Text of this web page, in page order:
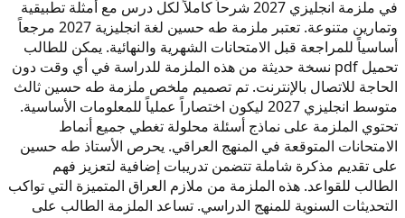
في ملزمة انجليزي 2027 شرحاً كاملاً لكل درس مع أمثلة تطبيقية
وتمارين متنوعة. تعتبر ملزمة طه حسين لغة انجليزية 2027 مرجعاً
أساسياً للمراجعة قبل الامتحانات الشهرية والنهائية. يمكن للطالب
تحميل pdf نسخة حديثة من هذه الملزمة للدراسة في أي وقت دون
الحاجة للاتصال بالإنترنت. تم تصميم ملخص ملزمة طه حسين ثالث
متوسط انجليزي 2027 ليكون اختصاراً عملياً للمعلومات الأساسية.
تحتوي الملزمة على نماذج أسئلة محلولة تغطي جميع أنماط
الامتحانات المتوقعة في المنهج العراقي. يحرص الأستاذ طه حسين
على تقديم مذكرة شاملة تتضمن تدريبات إضافية لتعزيز فهم
الطالب للقواعد. هذه الملزمة من ملازم العراق المتميزة التي تواكب
التحديثات السنوية للمنهج الدراسي. تساعد الملزمة الطالب على